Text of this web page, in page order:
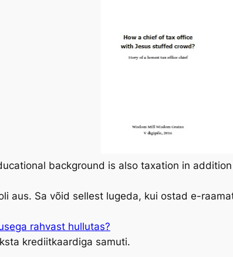
background is also taxation in
aus. Sa võid sellest lugeda, kui ostad e-
rahvast hullutas?
krediitkaardiga samuti.